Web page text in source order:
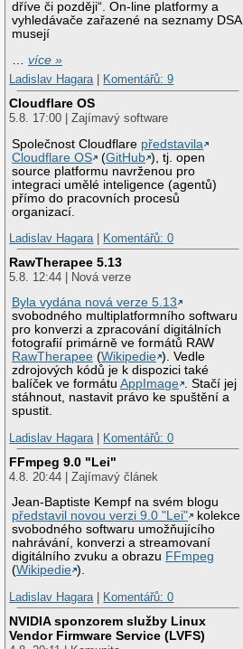
dříve či později“. On-line platformy a
vyhledávače zařazené na seznamy DSA
musejí
…více »
Ladislav Hagara| Komentářů: 9
Cloudflare OS
5.8. 17:00 | Zajímavý software
Společnost Cloudflare představila
Cloudflare OS
(GitHub ), tj. open
source platformu navrženou pro
integraci umělé inteligence (agentů)
přímo do pracovních procesů
organizací.
Ladislav Hagara| Komentářů: 0
RawTherapee 5.13
5.8. 12:44 | Nová verze
Byla vydána nová verze 5.13
svobodného multiplatformního softwaru
pro konverzi a zpracování digitálních
fotografií primárně ve formátů RAW
RawTherapee (Wikipedie ). Vedle
zdrojových kódů je k dispozici také
balíček ve formátuAppImage . Stačí jej
stáhnout, nastavit právo ke spuštění a
spustit.
Ladislav Hagara| Komentářů: 0
FFmpeg 9.0 "Lei"
4.8. 20:44 | Zajímavý článek
Jean-Baptiste Kempf na svém blogu
představil novou verzi 9.0 "Lei"
kolekce
svobodného softwaru umožňujícího
nahrávání, konverzi a streamovaní
digitálního zvuku a obrazu FFmpeg
(Wikipedie ).
Ladislav Hagara| Komentářů: 0
NVIDIA sponzorem služby Linux
Vendor Firmware Service (LVFS)